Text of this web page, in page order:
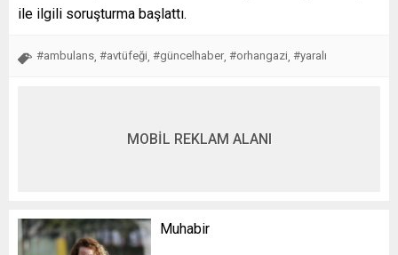
ile ilgili soruşturma başlattı.
#ambulans #avtüfeği #güncelhaber #orhangazi #yaralı
MOBİL REKLAM ALANI
Muhabir